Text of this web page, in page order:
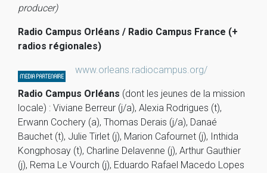
producer)
Radio Campus Orléans / Radio Campus France (+
radios régionales)
www.orleans.radiocampus.org/
Radio Campus Orléans (dont les jeunes de la mission
locale) : Viviane Berreur (j/a), Alexia Rodrigues (t),
Erwann Cochery (a), Thomas Derais (j/a), Danaé
Bauchet (t), Julie Tirlet (j), Marion Cafournet (j), Inthida
Kongphosay (t), Charline Delavenne (j), Arthur Gauthier
(j), Rema Le Vourch (j), Eduardo Rafael Macedo Lopes